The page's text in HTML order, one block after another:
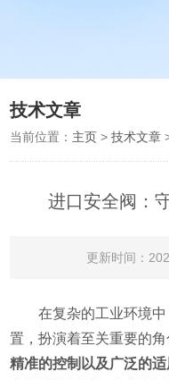
技术文章
当前位置： 主页 >技术文章
进口安全阀：
更新时间：
在复杂的工业环境中
置，扮演着至关重要的
精准的控制以及广泛的